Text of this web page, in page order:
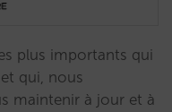
plus importants qui
qui, nous
maintenir à jour et à